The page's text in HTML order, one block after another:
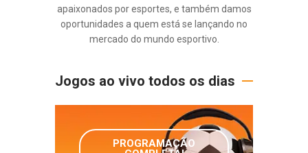
apaixonados por esportes, e também damos
oportunidades a quem está se lançando no
mercado do mundo esportivo.
Jogos ao vivo todos os dias
PROGRAMAÇÃO